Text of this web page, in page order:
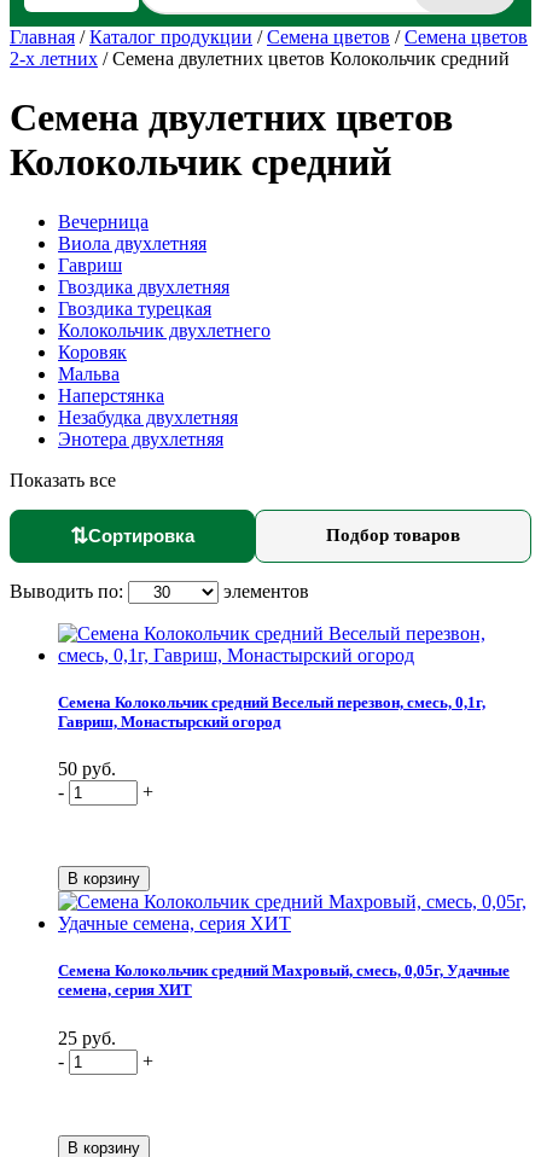
Главная /Каталог продукции /Семена цветов /Семена цветов
2-х летних /Семена двулетних цветов Колокольчик средний
Семена двулетних цветов
Колокольчик средний
Вечерница
Виола двухлетняя
Гавриш
Гвоздика двухлетняя
Гвоздика турецкая
Колокольчик двухлетнего
Коровяк
Мальва
Наперстянка
Незабудка двухлетняя
Энотера двухлетняя
Показать все
⇅Сортировка Подбор товаров
Выводить по: элементов
Семена Колокольчик средний Веселый перезвон, смесь, 0,1г,
Гавриш, Монастырский огород
50 руб.
-
+
Семена Колокольчик средний Махровый, смесь, 0,05г, Удачные
семена, серия ХИТ
25 руб.
-
+